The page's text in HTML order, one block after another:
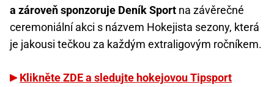
a zároveň sponzoruje Deník Sport na závěrečné
ceremoniální akci s názvem Hokejista sezony, která
je jakousi tečkou za každým extraligovým ročníkem.
Klikněte ZDE a sledujte hokejovou Tipsport